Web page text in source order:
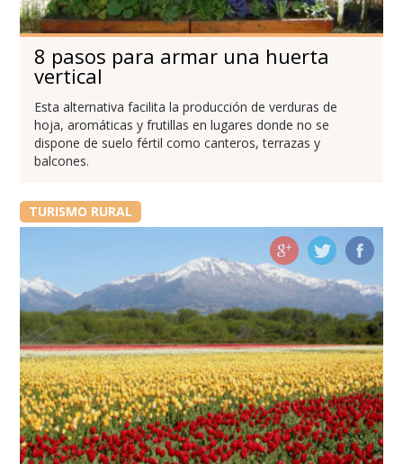
8 pasos para armar una huerta
vertical
Esta alternativa facilita la producción de verduras de
hoja, aromáticas y frutillas en lugares donde no se
dispone de suelo fértil como canteros, terrazas y
balcones.
TURISMO RURAL